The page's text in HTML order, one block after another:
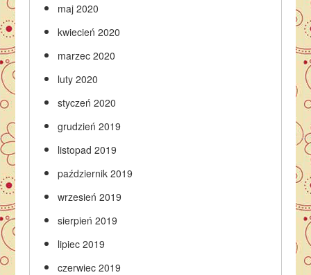
maj 2020
kwiecień 2020
marzec 2020
luty 2020
styczeń 2020
grudzień 2019
listopad 2019
październik 2019
wrzesień 2019
sierpień 2019
lipiec 2019
czerwiec 2019